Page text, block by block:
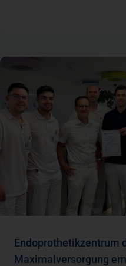
Endoprothetikzentrum
Maximalversorgung